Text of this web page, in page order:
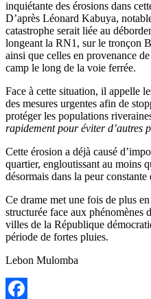
inquiétante des érosions dans
D’après Léonard Kabuya,
catastrophe serait liée au
longeant la RN1, sur le tronçon
ainsi que celles en provenance
camp le long de la voie ferrée.
Face à cette situation, il appelle
des mesures urgentes afin de
protéger les populations
rapidement pour éviter d’autres
Cette érosion a déjà causé
quartier, engloutissant au moins
désormais dans la peur
Ce drame met une fois de plus
structurée face aux phénomènes
villes de la République
période de fortes pluies.
Lebon Mulomba